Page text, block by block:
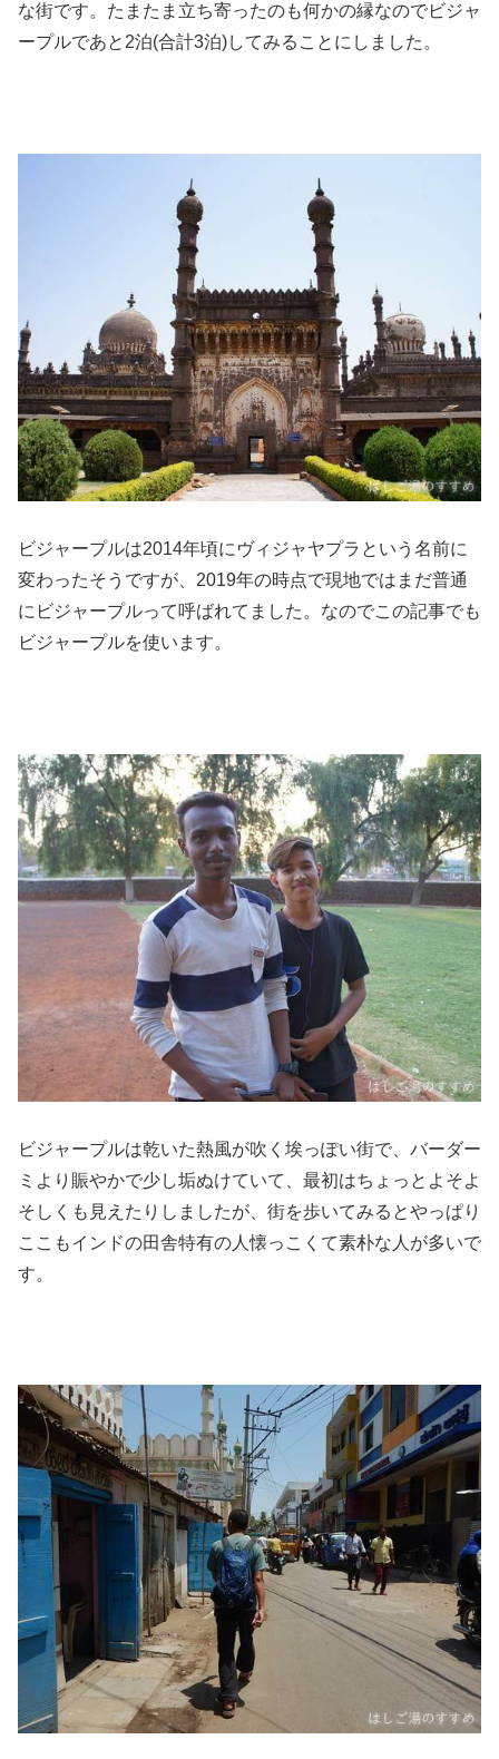
な街です。たまたま立ち寄ったのも何かの縁なのでビジャ
ープルであと2泊(合計3泊)してみることにしました。
ビジャープルは2014年頃にヴィジャヤプラという名前に
変わったそうですが、2019年の時点で現地ではまだ普通
にビジャープルって呼ばれてました。なのでこの記事でも
ビジャープルを使います。
ビジャープルは乾いた熱風が吹く埃っぽい街で、バーダー
ミより賑やかで少し垢ぬけていて、最初はちょっとよそよ
そしくも見えたりしましたが、街を歩いてみるとやっぱり
ここもインドの田舎特有の人懐っこくて素朴な人が多いで
す。